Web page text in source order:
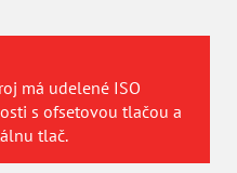
má udelené ISO
s ofsetovou tlačou a
tlač.